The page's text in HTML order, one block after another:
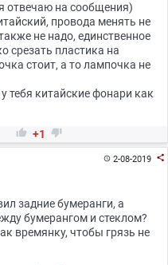
отвечаю на сообщения)
провода менять не
не надо, единственное
срезать пластика на
стоит, а то лампочка не
китайские фонари как
 +1 
2-08-2019 
задние бумеранги, а
бумерангом и стеклом?
времянку, чтобы грязь не